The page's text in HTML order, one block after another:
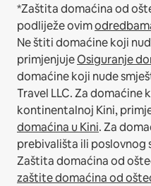
*Zaštita domaćina od
podliježe ovim
Ne štiti domaćine koji
primjenjujeOsiguranje
domaćine koji nude
Travel LLC.Za domaćine
kontinentalnoj Kini,
domaćina u Kini.Za
prebivališta ili poslovnog
Zaštita domaćina od
zaštite domaćina od